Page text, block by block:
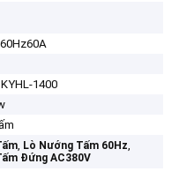
1400
, Lò Nướng Tấm 60Hz,
Đứng AC380V